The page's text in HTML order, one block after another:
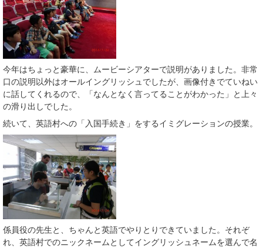
今年はちょっと豪華に、ムービーシアターで説明がありました。非常
口の説明以外はオールイングリッシュでしたが、画像付きでていねい
に話してくれるので、「なんとなく言ってることがわかった」と上々
の滑り出しでした。
続いて、英語村への「入国手続き」をするイミグレーションの授業。
係員役の先生と、ちゃんと英語でやりとりできていました。それぞ
れ、英語村でのニックネームとしてイングリッシュネームを選んで名